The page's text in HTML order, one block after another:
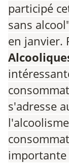
participé
sans
en janvier.
s'adresse
importante